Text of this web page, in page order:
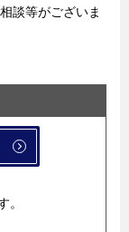
談等がございま
。